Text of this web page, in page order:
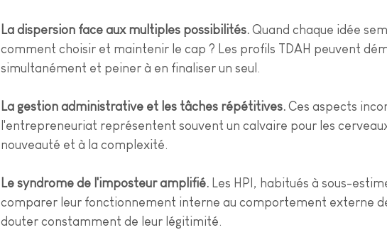
La dispersion face aux multiples possibilités. Quand chaque idée
comment choisir et maintenir le cap ? Les profils TDAH peuvent
simultanément et peiner à en finaliser un seul.
La gestion administrative et les tâches répétitives. Ces aspects
l'entrepreneuriat représentent souvent un calvaire pour les
nouveauté et à la complexité.
Le syndrome de l'imposteur amplifié. Les HPI, habitués à sous-
comparer leur fonctionnement interne au comportement externe
douter constamment de leur légitimité.